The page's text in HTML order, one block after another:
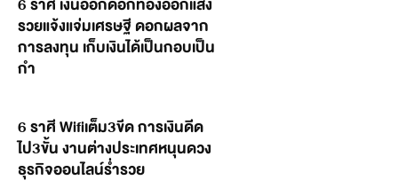
รวยแจ้งแจ่มเศรษฐี ดอกผลจาก
การลงทุน เก็บเงินได้เป็นกอบเป็น
กำ
6 ราศี Wifiเต็ม3ขีด การเงินดีด
ไป3ขั้น งานต่างประเทศหนุนดวง
ธุรกิจออนไลน์ร่ำรวย